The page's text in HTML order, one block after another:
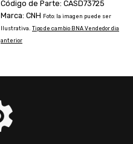
Código de Parte: CASD73725
Marca: CNH Foto: la imagen puede ser
Ilustrativa. Tipo de cambio BNA Vendedor dia
anterior